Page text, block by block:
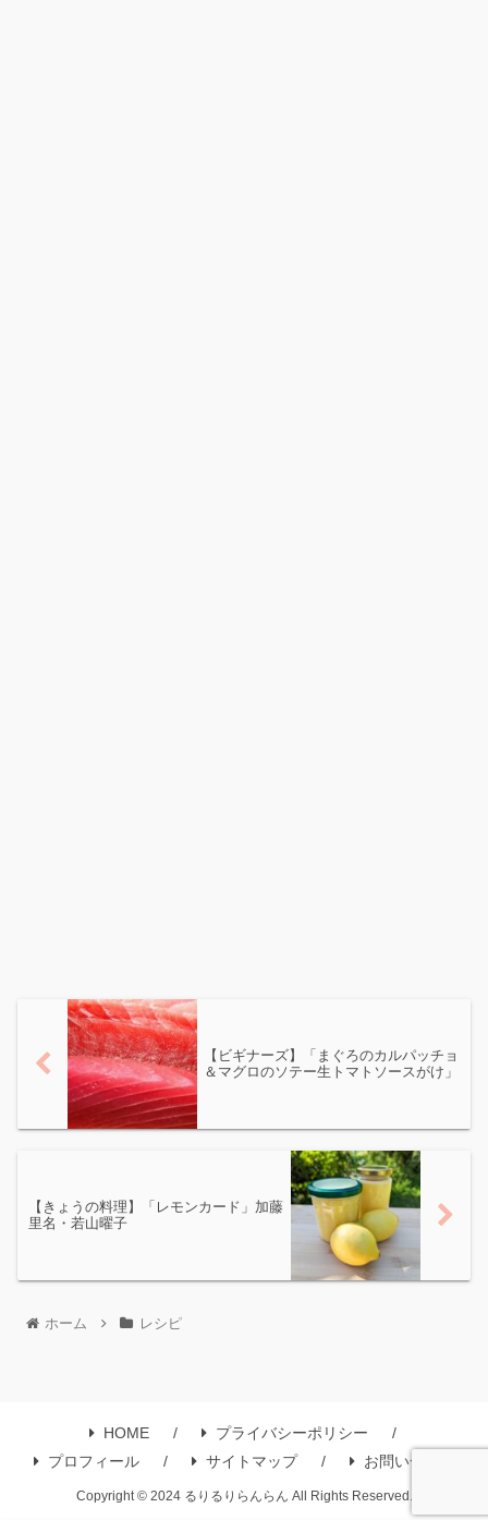
【ビギナーズ】「まぐろのカルパッチョ
＆マグロのソテー生トマトソースがけ」
【きょうの料理】「レモンカード」加藤
里名・若山曜子
ホーム レシピ
HOME
プライバシーポリシー
プロフィール
サイトマップ お問い合わせ
Copyright © 2024 るりるりらんらん All Rights Reserved.